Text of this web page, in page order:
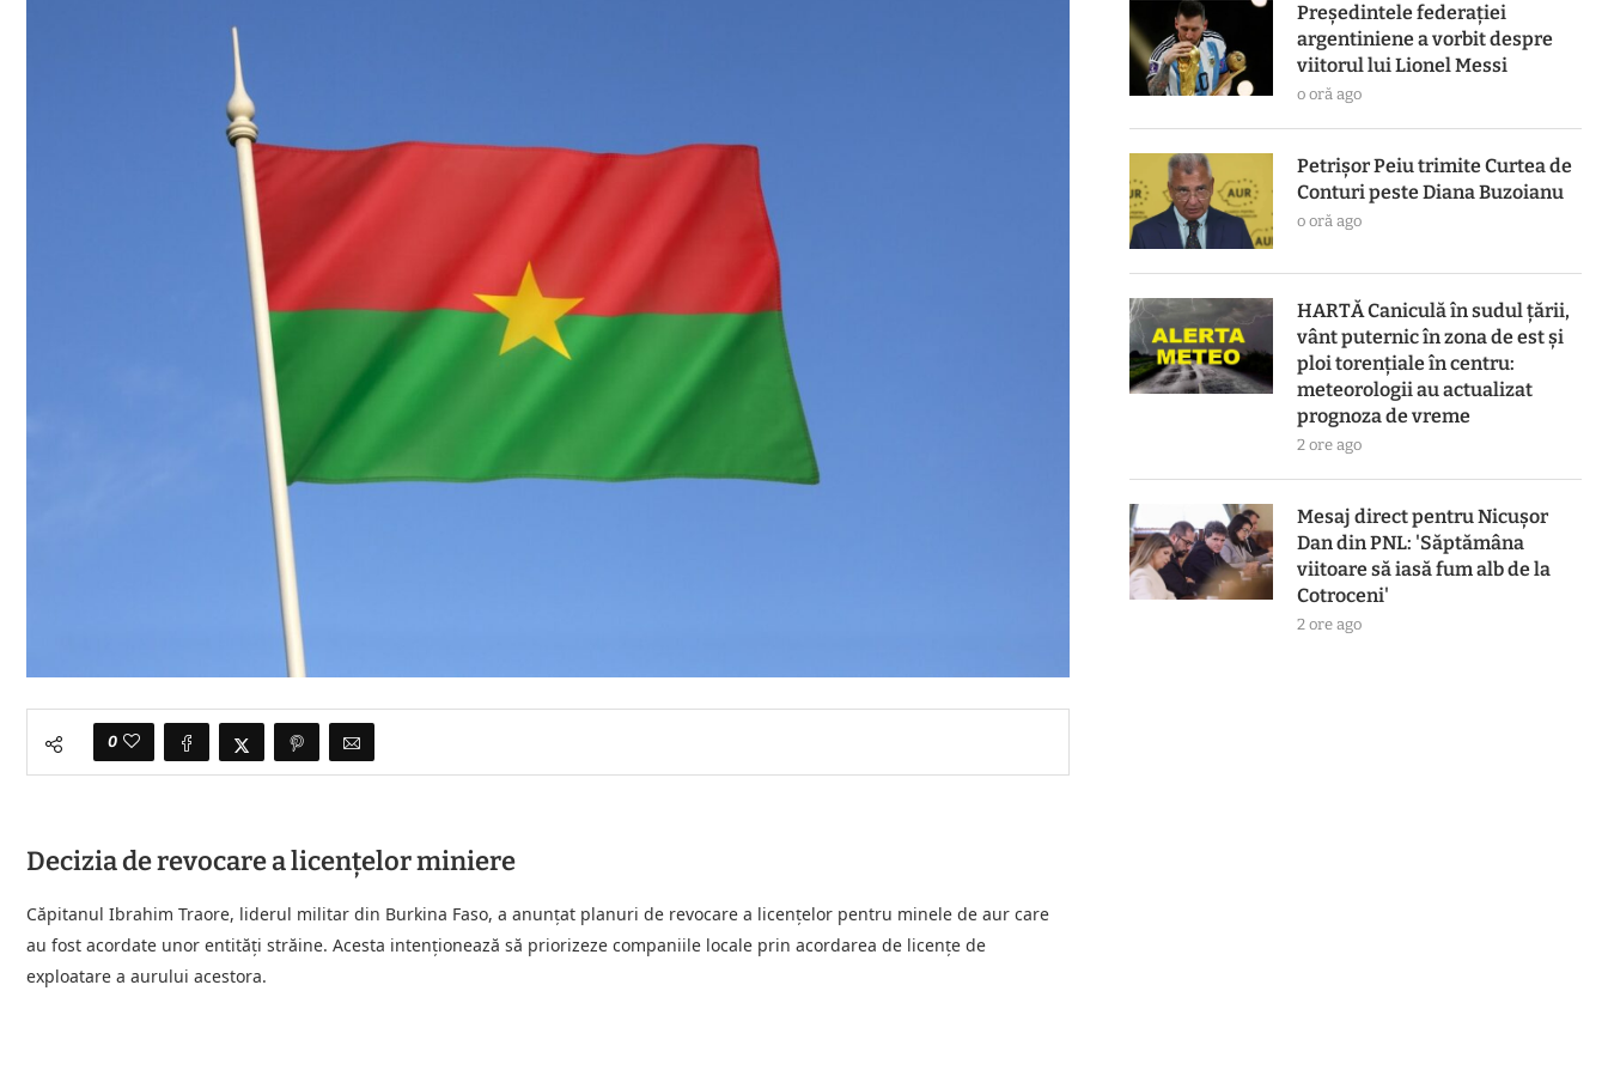
0
Decizia de revocare a licențelor miniere
Căpitanul Ibrahim Traore, liderul militar din Burkina Faso, a anunțat planuri de revocare a licențelor pentru minele de aur care
au fost acordate unor entități străine. Acesta intenționează să priorizeze companiile locale prin acordarea de licențe de
exploatare a aurului acestora.
Președintele federației
argentiniene a vorbit despre
viitorul lui Lionel Messi
o oră ago
Petrișor Peiu trimite Curtea de
Conturi peste Diana Buzoianu
o oră ago
HARTĂ Caniculă în sudul țării,
vânt puternic în zona de est și
ploi torențiale în centru:
meteorologii au actualizat
prognoza de vreme
2 ore ago
Mesaj direct pentru Nicușor
Dan din PNL: 'Săptămâna
viitoare să iasă fum alb de la
Cotroceni'
2 ore ago